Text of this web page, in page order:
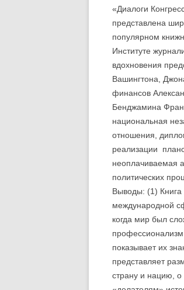
«Диалоги
представлена
популярном
Институте
вдохновения
Вашингтона,
финансов
Бенджамина
национальная
отношения,
реализации
неоплачиваемая
политических
Выводы: (1) Книга
международной
когда мир был
показывает их
представляет
страну и нацию, о